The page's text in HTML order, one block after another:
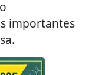
importantes